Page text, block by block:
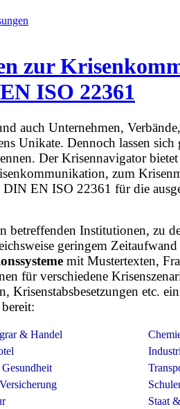
zur
ISO 22361
auch Unternehmen,
Unikate. Dennoch lassen sich
Der Krisennavigator
zum
EN ISO 22361 für die
betreffenden Institutionen, zu
geringem Zeitaufwand
mit Mustertexten,
für verschiedene
Krisenstabsbesetzungen etc.
& Handel
Staat